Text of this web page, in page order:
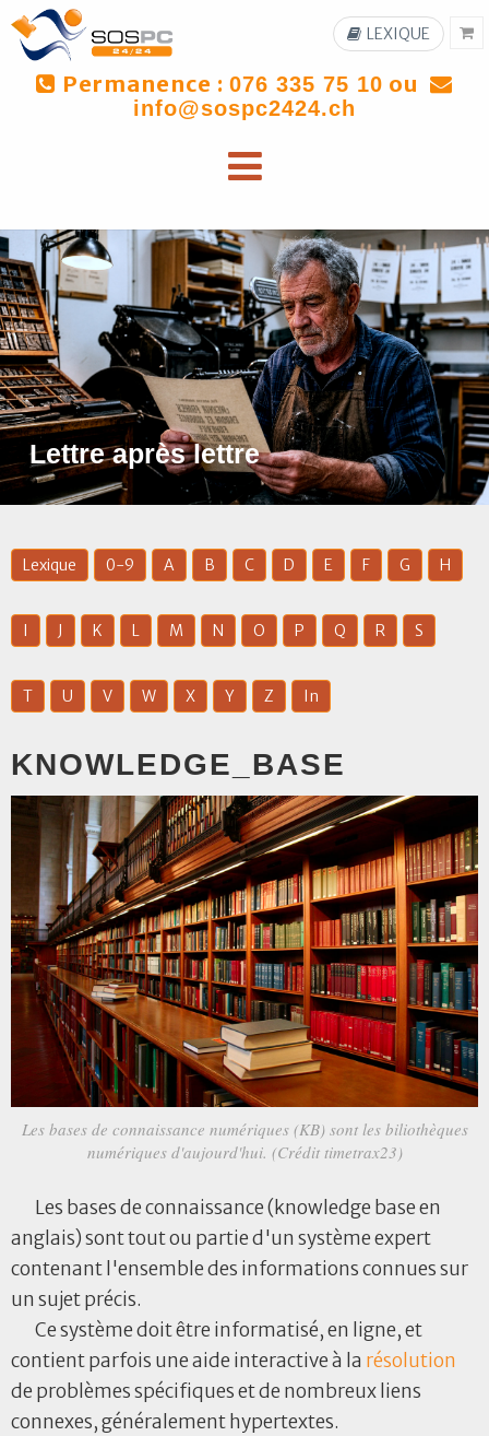
Permanence : 076 335 75 10 ou
info@sospc2424.ch
LEXIQUE
Lettre après lettre
Lexique 0-9 A B C D E F G H
I J K L M N O P Q R S
T U V W X Y Z In
KNOWLEDGE_BASE
Les bases de connaissance numériques (KB) sont les biliothèques
numériques d'aujourd'hui. (Crédit timetrax23)
Les bases de connaissance (knowledge base en
anglais) sont tout ou partie d'un système expert
contenant l'ensemble des informations connues sur
un sujet précis.
Ce système doit être informatisé, en ligne,et
contient parfois une aide interactive à la résolution
de problèmes spécifiques et de nombreux liens
connexes, généralement hypertextes.